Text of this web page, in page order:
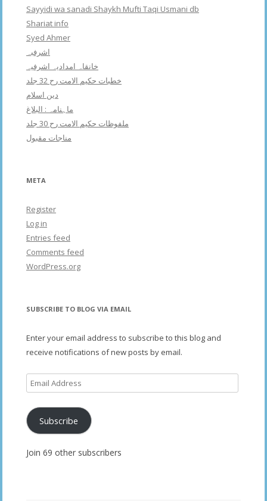
Sayyidi wa sanadi Shaykh Mufti Taqi Usmani db
Shariat info
Syed Ahmer
اشرفبہ
خانقاہ امدادیہ اشرفیہ
خطبات حکیم الامت رح 32 جلد
دین اسلام
ماہنامہ : البلاغ
ملفوظات حکیم الامت رح 30 جلد
مناجات مقبول
META
Register
Log in
Entries feed
Comments feed
WordPress.org
SUBSCRIBE TO BLOG VIA EMAIL
Enter your email address to subscribe to this blog and
receive notifications of new posts by email.
Email
Address
Subscribe
Join 69 other subscribers